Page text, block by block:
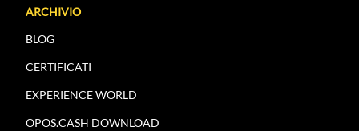
ARCHIVIO
BLOG
CERTIFICATI
EXPERIENCE WORLD
OPOS.CASH DOWNLOAD